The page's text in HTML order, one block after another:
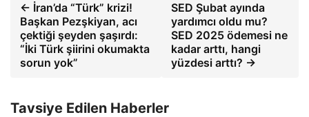
← İran’da “Türk” krizi!
Başkan Pezşkiyan, acı
çektiği şeyden şaşırdı:
“İki Türk şiirini okumakta
sorun yok”
SED Şubat ayında
yardımcı oldu mu?
SED 2025 ödemesi ne
kadar arttı, hangi
yüzdesi arttı? →
Tavsiye Edilen Haberler